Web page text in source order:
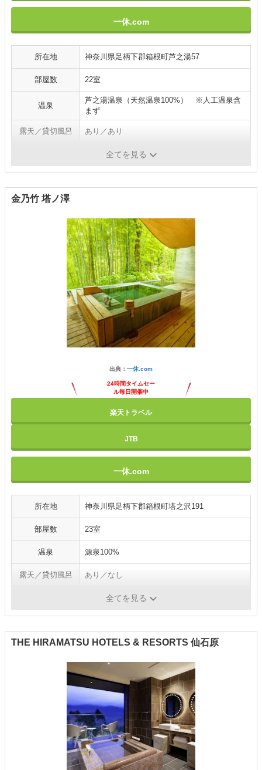
一休.com
所在地 神奈川県足柄下郡箱根町芦之湯57
部屋数 22室
温泉
芦之湯温泉（天然温泉100%） ※人工温泉含
まず
露天／貸切風呂 あり／あり
バー・ラウンジ／マッサージ
全てを見る
金乃竹 塔ノ澤
出典： 一休.com
24時間タイムセー
ル毎日開催中
楽天トラベル
JTB
一休.com
所在地 神奈川県足柄下郡箱根町塔之沢191
部屋数 23室
温泉 源泉100%
露天／貸切風呂 あり／なし
大浴場・エステ／ペット不可
全てを見る
THE HIRAMATSU HOTELS & RESORTS 仙石原